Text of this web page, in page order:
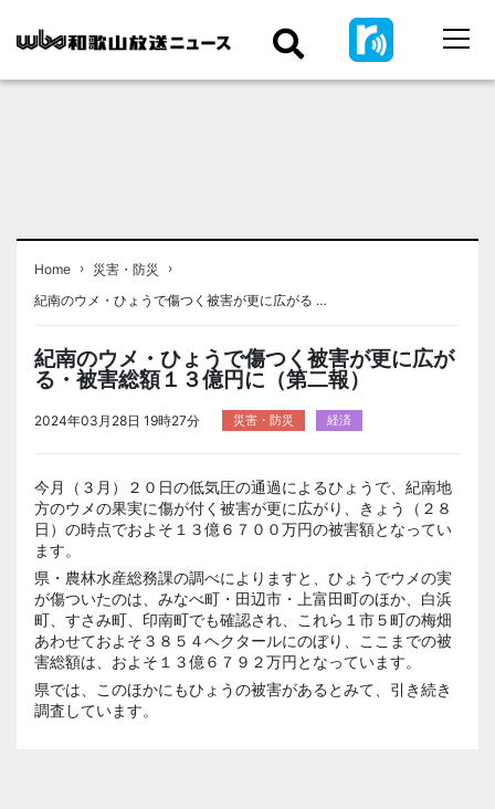
Home › 災害・防災
›
紀南のウメ・ひょうで傷つく被害が更に広がる …
紀南のウメ・ひょうで傷つく被害が更に広が
る・被害総額１３億円に（第二報）
2024年03月28日 19時27分 災害・防災 経済
今月（３月）２０日の低気圧の通過によるひょうで、紀南地
方のウメの果実に傷が付く被害が更に広がり、きょう（２８
日）の時点でおよそ１３億６７００万円の被害額となってい
ます。
県・農林水産総務課の調べによりますと、ひょうでウメの実
が傷ついたのは、みなべ町・田辺市・
上富田町のほか、白浜
町、すさみ町、印南町でも確認され、これら１市５町の梅畑
あわせておよそ３８５４ヘクタールにのぼり、ここまでの被
害総額は、およそ１３億６７９２万円となっています。
県では、このほかにもひょうの被害があるとみて、引き続き
調査しています。